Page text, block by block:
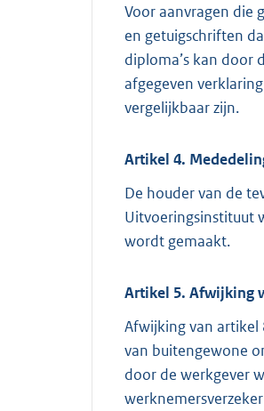
Voor aanvragen die
en getuigschriften
diploma’s kan door
afgegeven
vergelijkbaar zijn.
Artikel 4.
De houder van de
Uitvoeringsinstituut
wordt gemaakt.
Artikel 5. Afwijking
Afwijking van artikel
van buitengewone
door de werkgever